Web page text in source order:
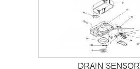
DRAIN SENSOR